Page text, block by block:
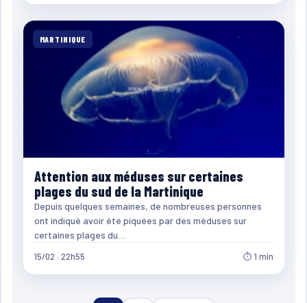
MARTINIQUE
Attention aux méduses sur certaines
plages du sud de la Martinique
Depuis quelques semaines, de nombreuses personnes
ont indiqué avoir été piquées par des méduses sur
certaines plages du…
15/02 · 22h55 ⏱ 1 min